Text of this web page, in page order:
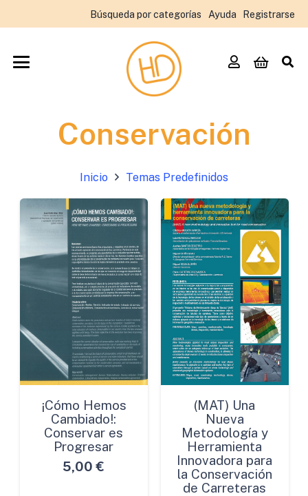
Búsqueda por categorías Ayuda Registrarse
Conservación
Inicio Temas Predefinidos
¡Cómo Hemos
Cambiado!:
Conservar es
Progresar
5,00 €
(MAT) Una
Nueva
Metodología y
Herramienta
Innovadora para
la Conservación
de Carreteras